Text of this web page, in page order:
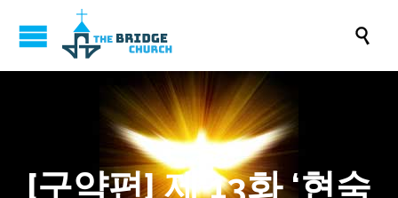

[구약편] 제 13화 ‘현숙